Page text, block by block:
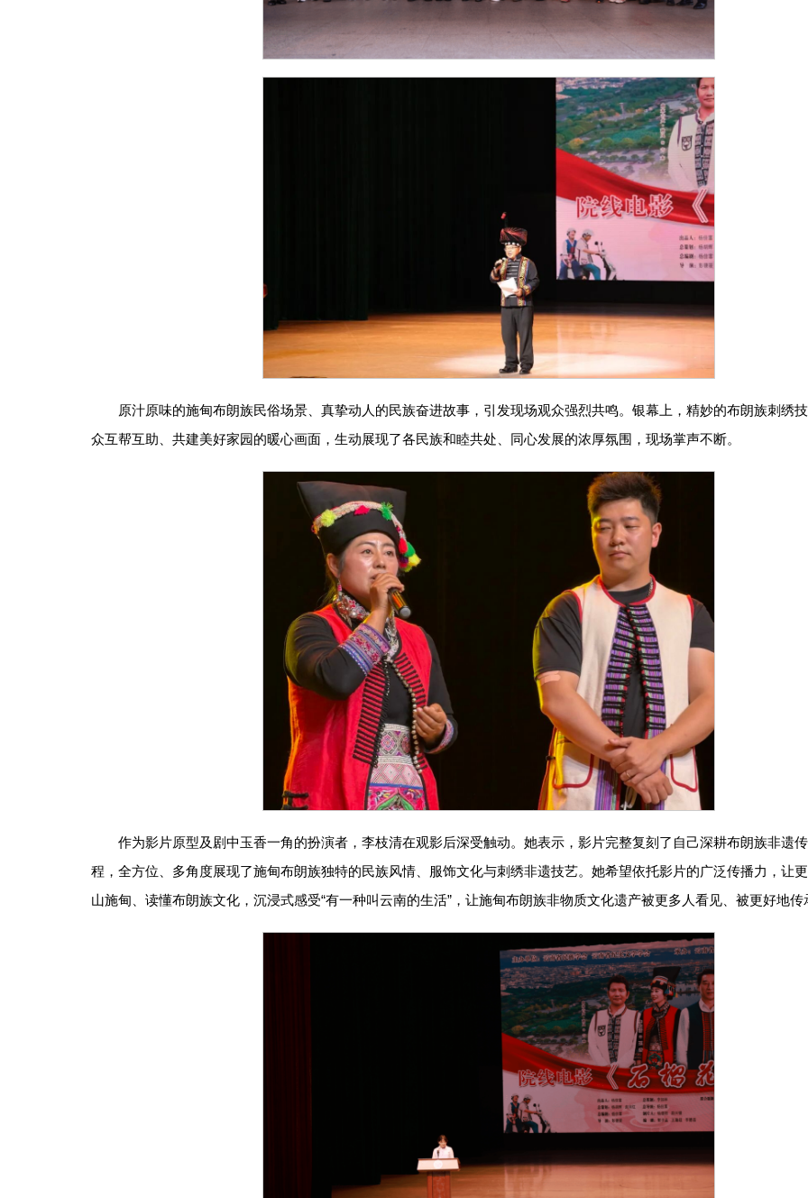
原汁原味的施甸布朗族民俗场景、真挚动人的民族奋进故事，引发现场观众强烈共鸣。银幕上，精妙的布朗族刺绣
众互帮互助、共建美好家园的暖心画面，生动展现了各民族和睦共处、同心发展的浓厚氛围，现场掌声不断。
作为影片原型及剧中玉香一角的扮演者，李枝清在观影后深受触动。她表示，影片完整复刻了自己深耕布朗族非遗
程，全方位、多角度展现了施甸布朗族独特的民族风情、服饰文化与刺绣非遗技艺。她希望依托影片的广泛传播力，让
山施甸、读懂布朗族文化，沉浸式感受“有一种叫云南的生活”，让施甸布朗族非物质文化遗产被更多人看见、被更好地传